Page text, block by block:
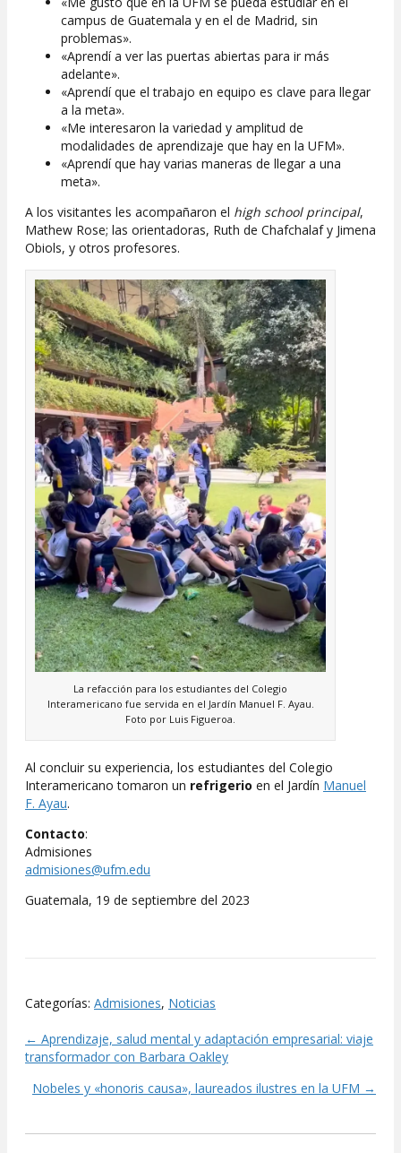
campus de Guatemala y en el de Madrid, sin
problemas».
«Aprendí a ver las puertas abiertas para ir más
adelante».
«Aprendí que el trabajo en equipo es clave para llegar
a la meta».
«Me interesaron la variedad y amplitud de
modalidades de aprendizaje que hay en la UFM».
«Aprendí que hay varias maneras de llegar a una
meta».
A los visitantes les acompañaron el high school principal,
Mathew Rose; las orientadoras, Ruth de Chafchalaf y Jimena
Obiols, y otros profesores.
La refacción para los estudiantes del Colegio
Interamericano fue servida en el Jardín Manuel F. Ayau.
Foto por Luis Figueroa.
Al concluir su experiencia, los estudiantes del Colegio
Interamericano tomaron un refrigerio en el Jardín Manuel
F. Ayau.
Contacto:
Admisiones
admisiones@ufm.edu
Guatemala, 19 de septiembre del 2023
Categorías: Admisiones, Noticias
Posts
navigation
← Aprendizaje, salud mental y adaptación empresarial: viaje
transformador con Barbara Oakley
Nobeles y «honoris causa», laureados ilustres en la UFM →